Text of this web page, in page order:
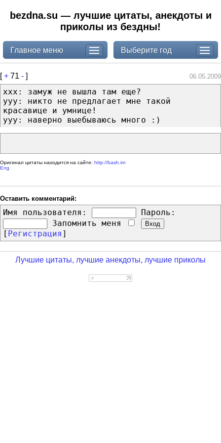
bezdna.su — лучшие цитаты, анекдоты и
приколы из бездны!
Главное меню Выберите год
[+ 71 - ] 06.05.2009
xxx: замуж не вышла там еще?
yyy: никто не предлагает мне такой
красавице и умнице!
yyy: наверно выебываюсь много :)
Оригинал цитаты находится на сайте: http://bash.im
Eng
Оставить комментарий:
Имя пользователя:
Пароль:
Запомнить меня
[ Регистрация ]
Лучшие цитаты, лучшие анекдоты, лучшие приколы